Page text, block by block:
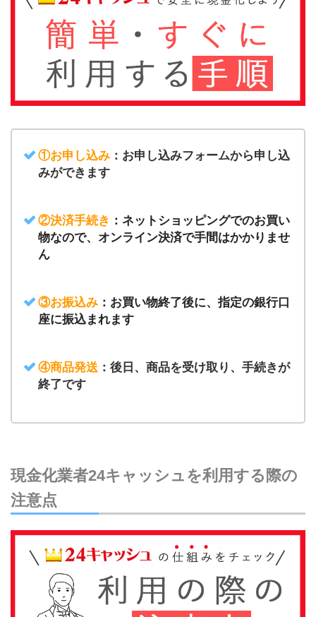
①お申し込み ： お申し込みフォームから申し込
みができます
②決済手続き ：ネットショッピングでのお買い
物なので、オンライン決済で手間はかかりませ
ん
③お振込み ：お買い物終了後に、指定の銀行口
座に振込まれます
④商品発送 ：後日、商品を受け取り、手続きが
終了です
現金化業者24キャッシュを利用する際の
注意点